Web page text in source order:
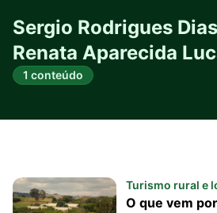
1 conteúdo
Sergio Rodrigues
Renata Aparecida
Turismo rural e
O que vem